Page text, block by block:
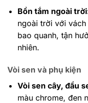
Bồn tắm ngoài
ngoài trời với
bao quanh, tận
nhiên.
Vòi sen và phụ kiện
Vòi sen cây, đầu
màu chrome, đen